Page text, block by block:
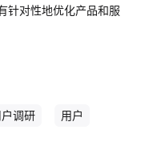
针对性地优化产品和服
户调研 用户